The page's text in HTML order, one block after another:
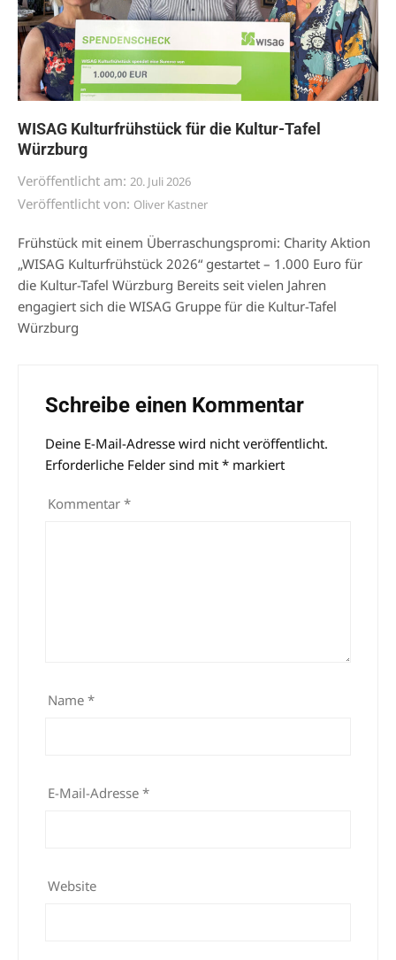
WISAG Kulturfrühstück für die Kultur-Tafel
Würzburg
Veröffentlicht am: 20. Juli 2026
Veröffentlicht von: Oliver Kastner
Frühstück mit einem Überraschungspromi: Charity Aktion
„WISAG Kulturfrühstück 2026“ gestartet – 1.000 Euro für
die Kultur-Tafel Würzburg Bereits seit vielen Jahren
engagiert sich die WISAG Gruppe für die Kultur-Tafel
Würzburg
Schreibe einen Kommentar
Deine E-Mail-Adresse wird nicht veröffentlicht.
Erforderliche Felder sind mit * markiert
Kommentar *
Name *
E-Mail-Adresse *
Website
Alternative: